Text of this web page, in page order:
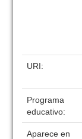
URI:
Programa
educativo:
Aparece en